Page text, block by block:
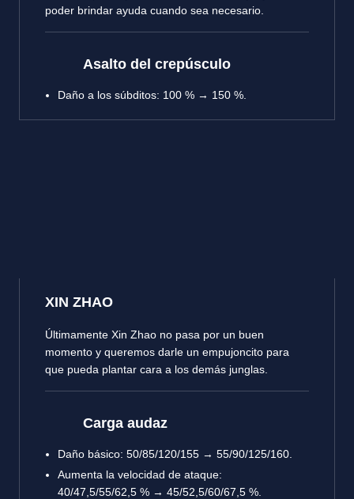
poder brindar ayuda cuando sea necesario.
Asalto del crepúsculo
Daño a los súbditos: 100 % → 150 %.
XIN ZHAO
Últimamente Xin Zhao no pasa por un buen
momento y queremos darle un empujoncito para
que pueda plantar cara a los demás junglas.
Carga audaz
Daño básico: 50/85/120/155 → 55/90/125/160.
Aumenta la velocidad de ataque:
40/47,5/55/62,5 % → 45/52,5/60/67,5 %.